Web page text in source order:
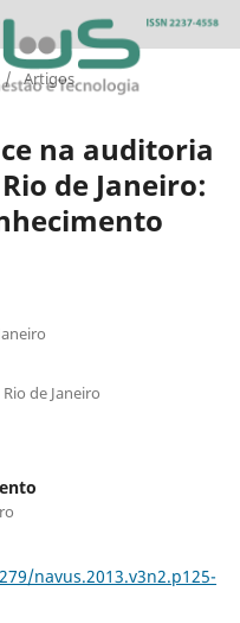
/ Artigos
na auditoria
de Janeiro:
de Janeiro
navus.2013.v3n2.p125-